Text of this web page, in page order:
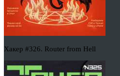
Хакер #326. Router from Hell